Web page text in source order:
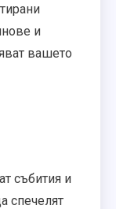
и
вашето
събития и
спечелят